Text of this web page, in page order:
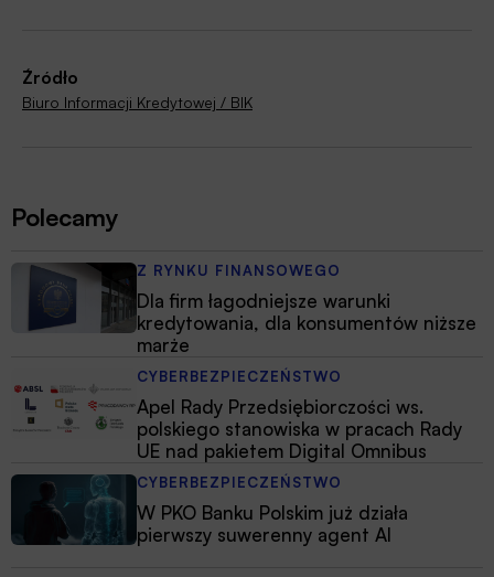
Źródło
Biuro Informacji Kredytowej / BIK
Polecamy
Z RYNKU FINANSOWEGO
Dla firm łagodniejsze warunki
kredytowania, dla konsumentów niższe
marże
CYBERBEZPIECZEŃSTWO
Apel Rady Przedsiębiorczości ws.
polskiego stanowiska w pracach Rady
UE nad pakietem Digital Omnibus
CYBERBEZPIECZEŃSTWO
W PKO Banku Polskim już działa
pierwszy suwerenny agent AI